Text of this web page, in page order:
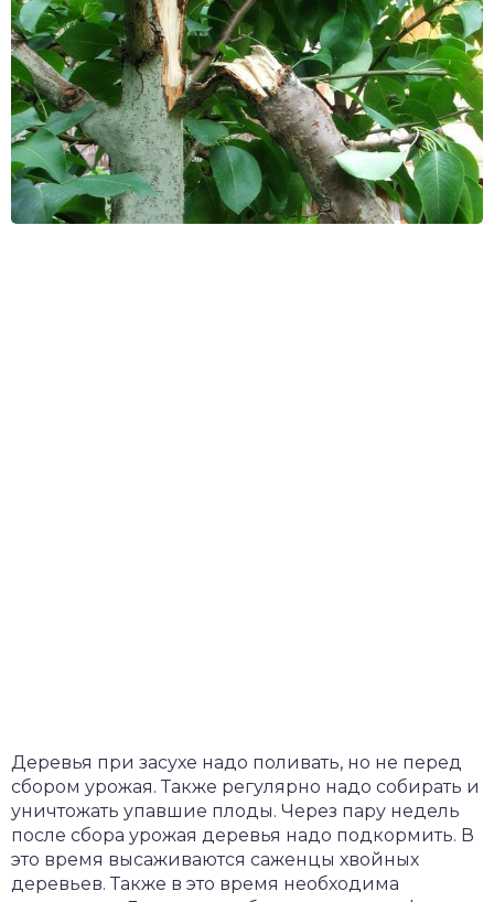
Деревья при засухе надо поливать, но не перед
сбором урожая. Также регулярно надо собирать и
уничтожать упавшие плоды. Через пару недель
после сбора урожая деревья надо подкормить. В
это время высаживаются саженцы хвойных
деревьев. Также в это время необходима